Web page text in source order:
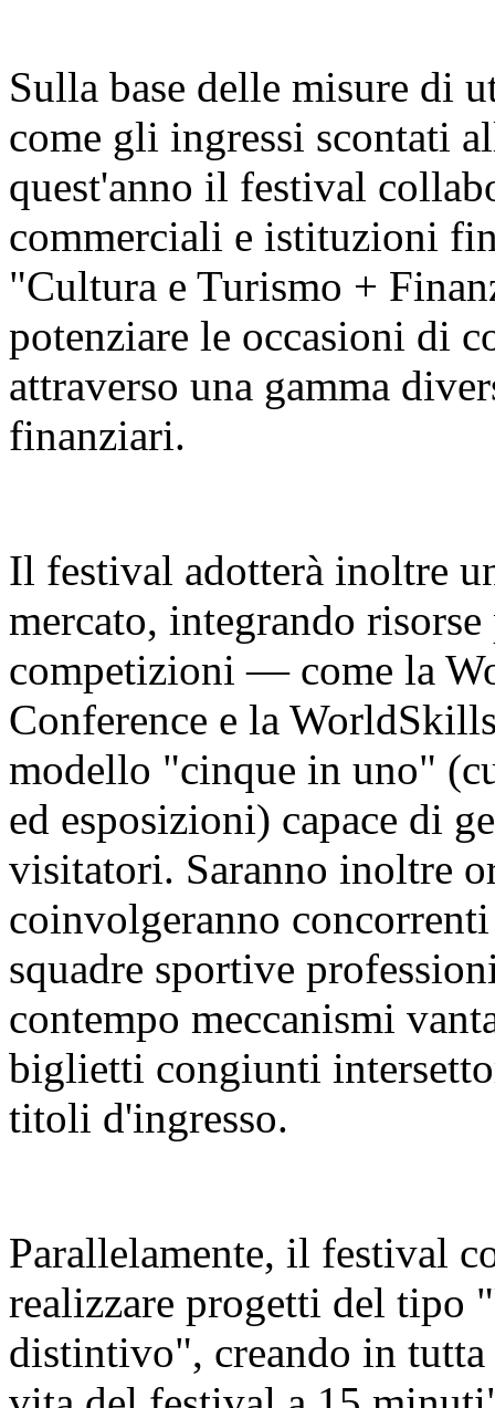
Sulla base delle misure di
come gli ingressi scontati
quest'anno il festival
commerciali e istituzioni
"Cultura e Turismo +
potenziare le occasioni di
attraverso una gamma
finanziari.
Il festival adotterà inoltre
mercato, integrando
competizioni — come la
Conference e la
modello "cinque in uno"
ed esposizioni) capace di
visitatori. Saranno inoltre
coinvolgeranno
squadre sportive
contempo meccanismi
biglietti congiunti
titoli d'ingresso.
Parallelamente, il festival
realizzare progetti del tipo
distintivo", creando in